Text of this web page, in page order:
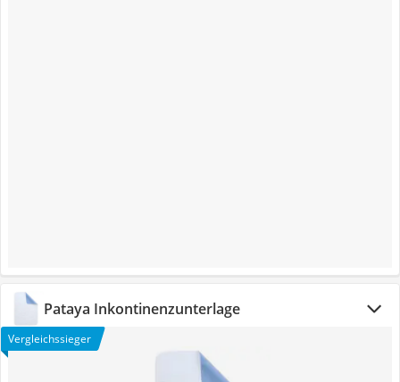
Pataya Inkontinenzunterlage
Vergleichssieger